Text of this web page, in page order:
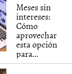
Meses sin
intereses:
Cómo
aprovechar
esta opción
para...